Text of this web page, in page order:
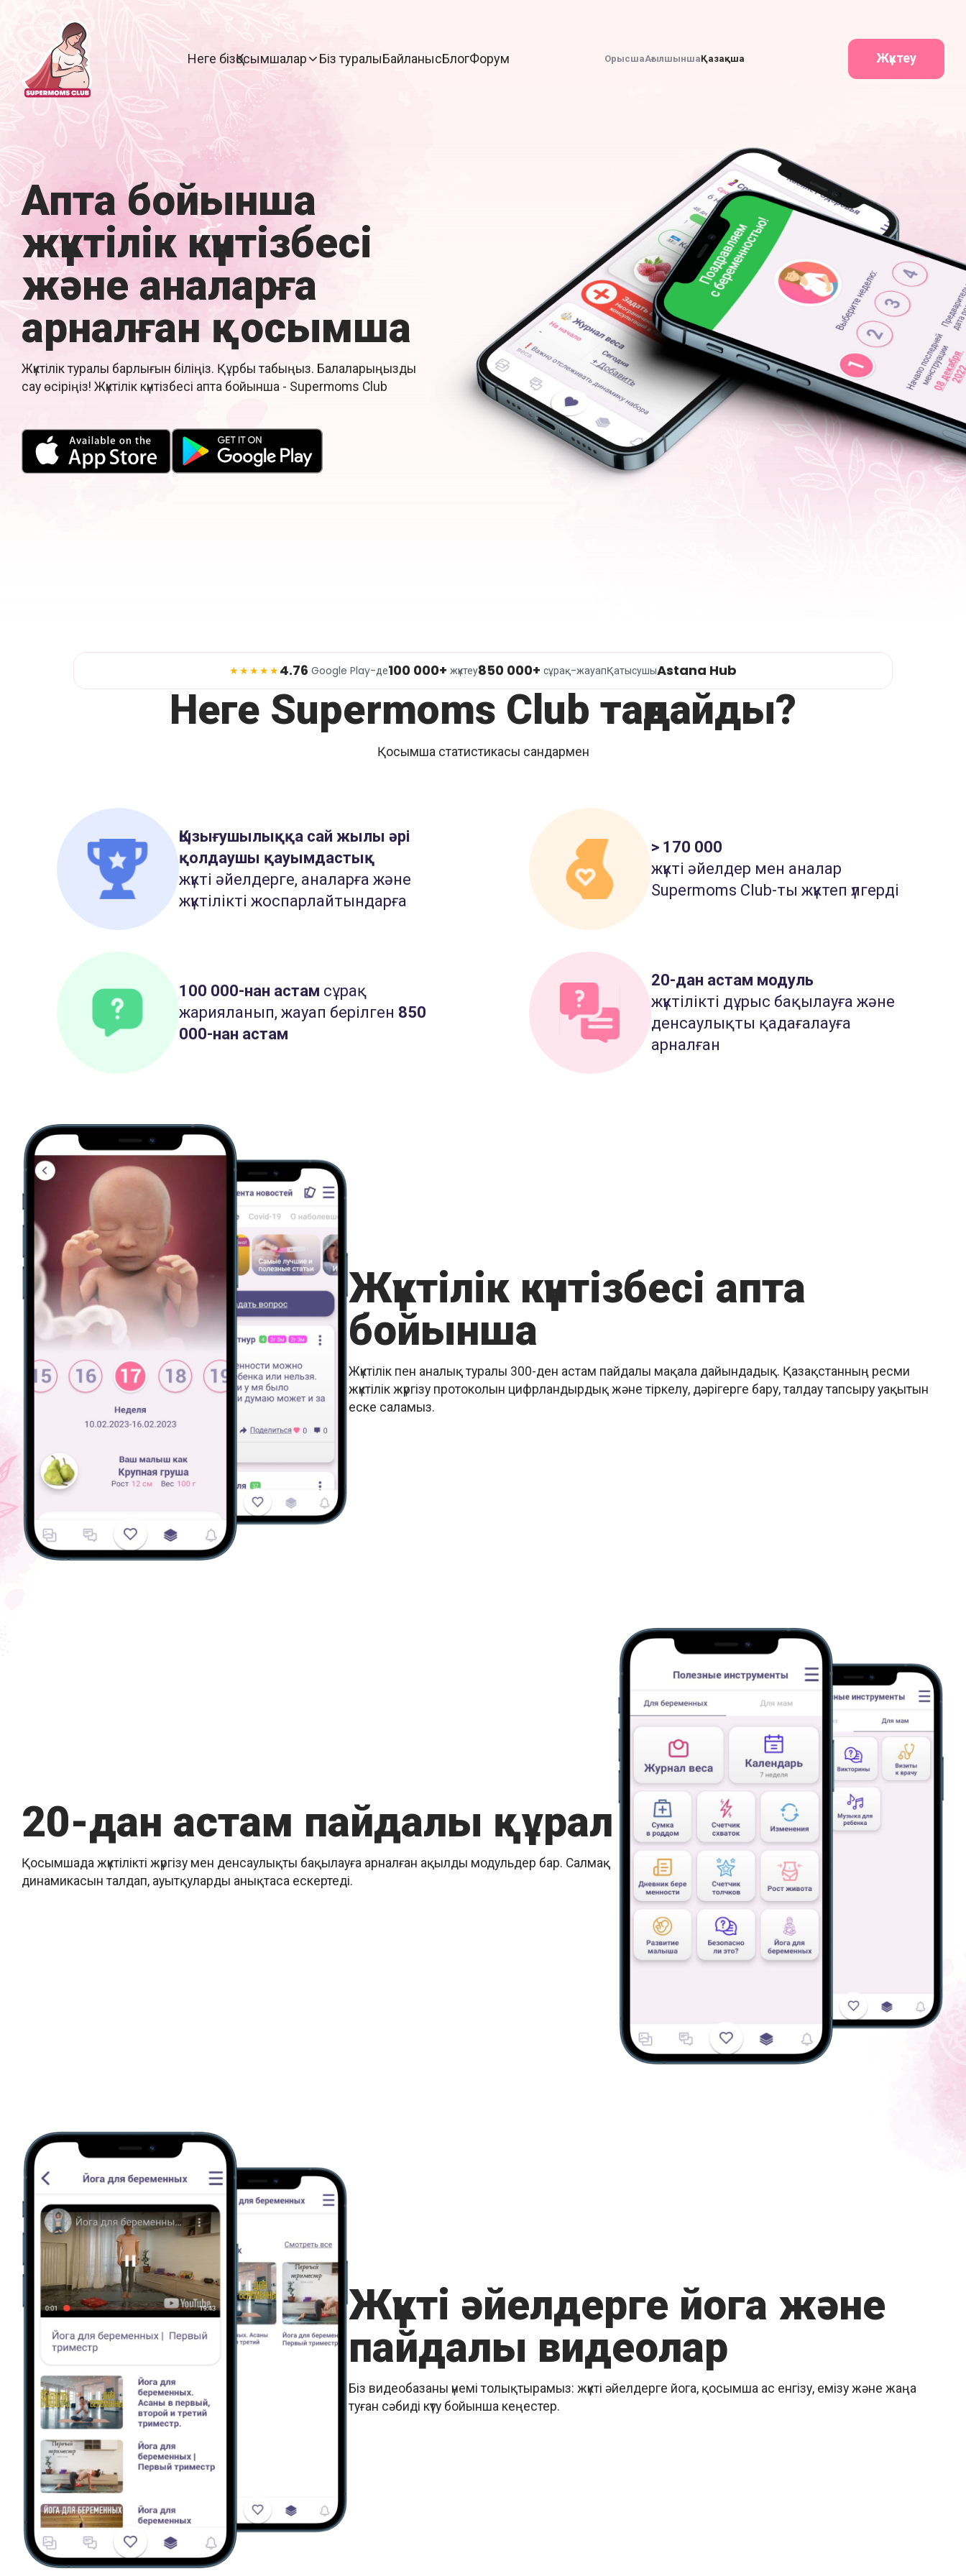
Неге бізҚосымшалар Біз туралыБайланысБлогФорум ОрысшаАғылшыншаҚазақша Жүктеу
Апта бойынша
жүктілік күнтізбесі
және аналарға
арналған қосымша
Жүктілік туралы барлығын біліңіз. Құрбы табыңыз. Балаларыңызды
сау өсіріңіз! Жүктілік күнтізбесі апта бойынша - Supermoms Club
★★★★★4.76 Google Play-де100 000+ жүктеу850 000+ сұрақ-жауапҚатысушыAstana Hub
Неге Supermoms Club таңдайды?
Қосымша статистикасы сандармен
Қызығушылыққа сай жылы әрі
қолдаушы қауымдастық
жүкті әйелдерге, аналарға және
жүктілікті жоспарлайтындарға
> 170 000
жүкті әйелдер мен аналар
Supermoms Club-ты жүктеп үлгерді
100 000-нан астам сұрақ
жарияланып, жауап берілген 850
000-нан астам
20-дан астам модуль
жүктілікті дұрыс бақылауға және
денсаулықты қадағалауға
арналған
Жүктілік күнтізбесі апта
бойынша
Жүктілік пен аналық туралы 300-ден астам пайдалы мақала дайындадық. Қазақстанның ресми
жүктілік жүргізу протоколын цифрландырдық және тіркелу, дәрігерге бару, талдау тапсыру уақытын
еске саламыз.
20-дан астам пайдалы құрал
Қосымшада жүктілікті жүргізу мен денсаулықты бақылауға арналған ақылды модульдер бар. Салмақ
динамикасын талдап, ауытқуларды анықтаса ескертеді.
Жүкті әйелдерге йога және
пайдалы видеолар
Біз видеобазаны үнемі толықтырамыз: жүкті әйелдерге йога, қосымша ас енгізу, емізу және жаңа
туған сәбиді күту бойынша кеңестер.